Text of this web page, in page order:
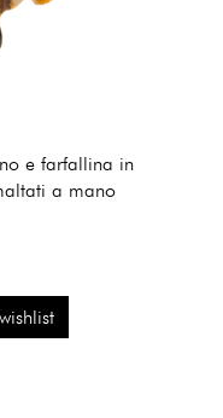
e farfallina in
a mano